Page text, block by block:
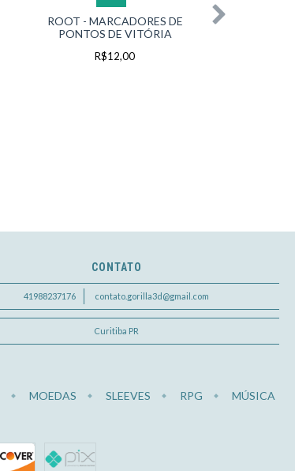
ROOT - MARCADORES DE
PONTOS DE VITÓRIA
R$12,00
CONTATO
41988237176 contato.gorilla3d@gmail.com
Curitiba PR
MOEDAS SLEEVES RPG MÚSICA